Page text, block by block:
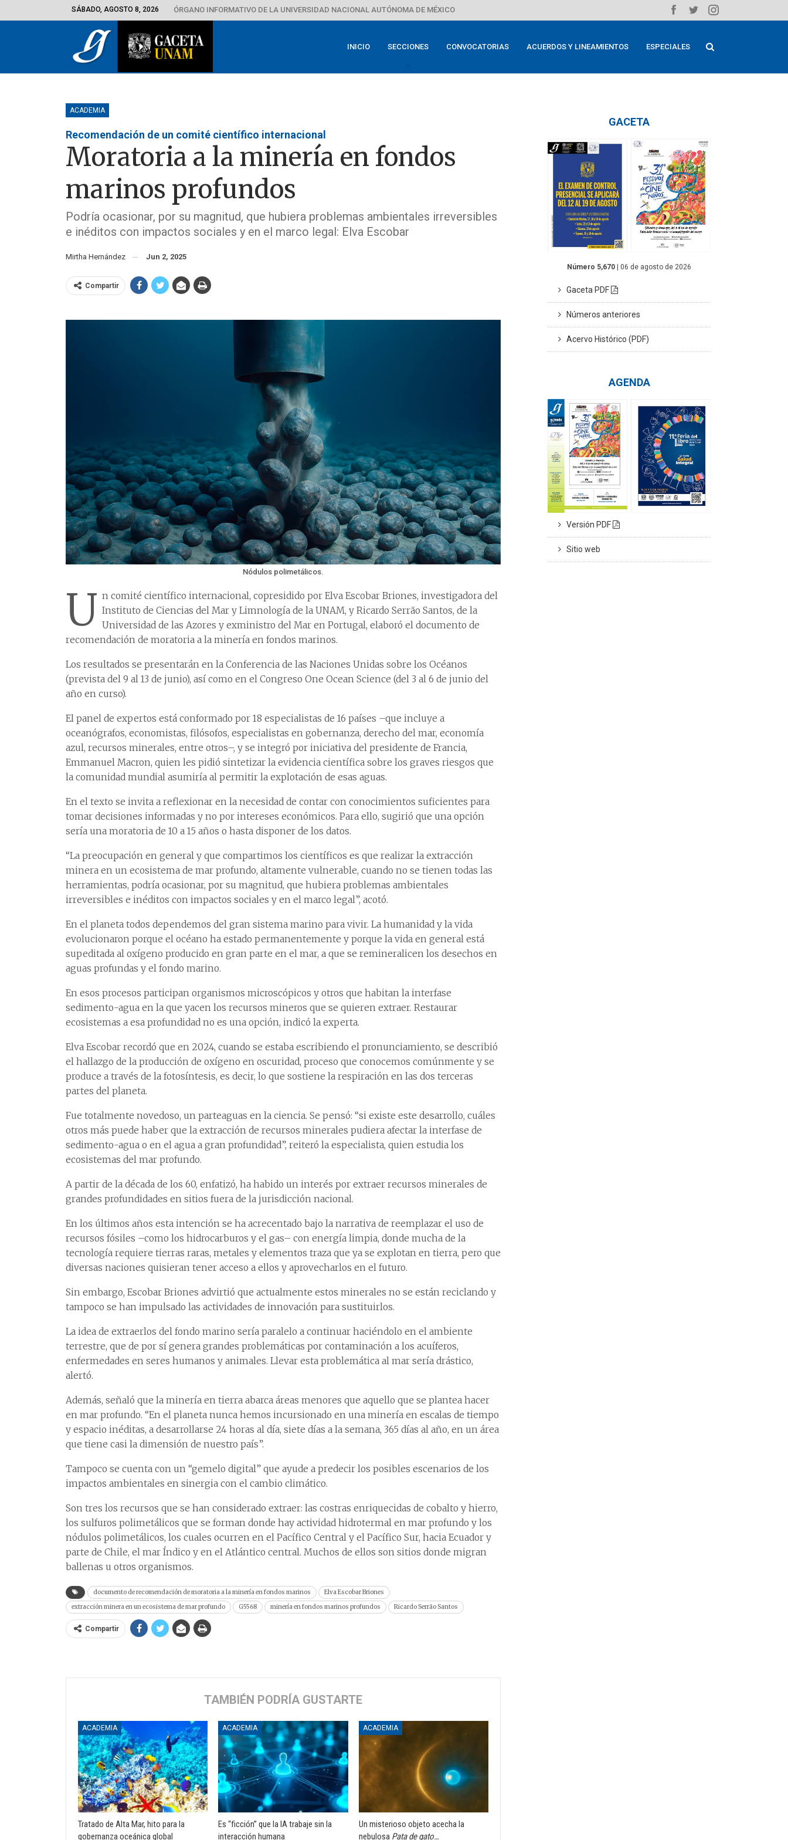
SÁBADO, AGOSTO 8, 2026 ÓRGANO INFORMATIVO DE LA UNIVERSIDAD NACIONAL AUTÓNOMA DE MÉXICO
INICIO SECCIONES CONVOCATORIAS ACUERDOS Y LINEAMIENTOS ESPECIALES
ACADEMIA
Recomendación de un comité científico internacional
Moratoria a la minería en fondos
marinos profundos
Podría ocasionar, por su magnitud, que hubiera problemas ambientales irreversibles
e inéditos con impactos sociales y en el marco legal: Elva Escobar
Mirtha Hernández Jun 2, 2025
Compartir
Nódulos polimetálicos.
U n comité científico internacional, copresidido por Elva Escobar Briones, investigadora del
Instituto de Ciencias del Mar y Limnología de la UNAM, y Ricardo Serrão Santos, de la
Universidad de las Azores y exministro del Mar en Portugal, elaboró el documento de
recomendación de moratoria a la minería en fondos marinos.
Los resultados se presentarán en la Conferencia de las Naciones Unidas sobre los Océanos
(prevista del 9 al 13 de junio), así como en el Congreso One Ocean Science (del 3 al 6 de junio del
año en curso).
El panel de expertos está conformado por 18 especialistas de 16 países –que incluye a
oceanógrafos, economistas, filósofos, especialistas en gobernanza, derecho del mar, economía
azul, recursos minerales, entre otros–, y se integró por iniciativa del presidente de Francia,
Emmanuel Macron, quien les pidió sintetizar la evidencia científica sobre los graves riesgos que
la comunidad mundial asumiría al permitir la explotación de esas aguas.
En el texto se invita a reflexionar en la necesidad de contar con conocimientos suficientes para
tomar decisiones informadas y no por intereses económicos. Para ello, sugirió que una opción
sería una moratoria de 10 a 15 años o hasta disponer de los datos.
“La preocupación en general y que compartimos los científicos es que realizar la extracción
minera en un ecosistema de mar profundo, altamente vulnerable, cuando no se tienen todas las
herramientas, podría ocasionar, por su magnitud, que hubiera problemas ambientales
irreversibles e inéditos con impactos sociales y en el marco legal”, acotó.
En el planeta todos dependemos del gran sistema marino para vivir. La humanidad y la vida
evolucionaron porque el océano ha estado permanentemente y porque la vida en general está
supeditada al oxígeno producido en gran parte en el mar, a que se remineralicen los desechos en
aguas profundas y el fondo marino.
En esos procesos participan organismos microscópicos y otros que habitan la interfase
sedimento-agua en la que yacen los recursos mineros que se quieren extraer. Restaurar
ecosistemas a esa profundidad no es una opción, indicó la experta.
Elva Escobar recordó que en 2024, cuando se estaba escribiendo el pronunciamiento, se describió
el hallazgo de la producción de oxígeno en oscuridad, proceso que conocemos comúnmente y se
produce a través de la fotosíntesis, es decir, lo que sostiene la respiración en las dos terceras
partes del planeta.
Fue totalmente novedoso, un parteaguas en la ciencia. Se pensó: “si existe este desarrollo, cuáles
otros más puede haber que la extracción de recursos minerales pudiera afectar la interfase de
sedimento-agua o en el agua a gran profundidad”, reiteró la especialista, quien estudia los
ecosistemas del mar profundo.
A partir de la década de los 60, enfatizó, ha habido un interés por extraer recursos minerales de
grandes profundidades en sitios fuera de la jurisdicción nacional.
En los últimos años esta intención se ha acrecentado bajo la narrativa de reemplazar el uso de
recursos fósiles –como los hidrocarburos y el gas– con energía limpia, donde mucha de la
tecnología requiere tierras raras, metales y elementos traza que ya se explotan en tierra, pero que
diversas naciones quisieran tener acceso a ellos y aprovecharlos en el futuro.
Sin embargo, Escobar Briones advirtió que actualmente estos minerales no se están reciclando y
tampoco se han impulsado las actividades de innovación para sustituirlos.
La idea de extraerlos del fondo marino sería paralelo a continuar haciéndolo en el ambiente
terrestre, que de por sí genera grandes problemáticas por contaminación a los acuíferos,
enfermedades en seres humanos y animales. Llevar esta problemática al mar sería drástico,
alertó.
Además, señaló que la minería en tierra abarca áreas menores que aquello que se plantea hacer
en mar profundo. “En el planeta nunca hemos incursionado en una minería en escalas de tiempo
y espacio inéditas, a desarrollarse 24 horas al día, siete días a la semana, 365 días al año, en un área
que tiene casi la dimensión de nuestro país”.
Tampoco se cuenta con un “gemelo digital” que ayude a predecir los posibles escenarios de los
impactos ambientales en sinergia con el cambio climático.
Son tres los recursos que se han considerado extraer: las costras enriquecidas de cobalto y hierro,
los sulfuros polimetálicos que se forman donde hay actividad hidrotermal en mar profundo y los
nódulos polimetálicos, los cuales ocurren en el Pacífico Central y el Pacífico Sur, hacia Ecuador y
parte de Chile, el mar Índico y en el Atlántico central. Muchos de ellos son sitios donde migran
ballenas u otros organismos.
documento de recomendación de moratoria a la minería en fondos marinos
Elva Escobar Briones
extracción minera en un ecosistema de mar profundo
G5568 minería en fondos marinos profundos Ricardo Serrão Santos
Compartir
TAMBIÉN PODRÍA GUSTARTE
ACADEMIA
Tratado de Alta Mar, hito para la
gobernanza oceánica global
ACADEMIA
Es “ficción” que la IA trabaje sin la
interacción humana
ACADEMIA
Un misterioso objeto acecha la
nebulosa Pata de gato…
GACETA
Número 5,670 | 06 de agosto de 2026
Gaceta PDF
Números anteriores
Acervo Histórico (PDF)
AGENDA
Versión PDF
Sitio web